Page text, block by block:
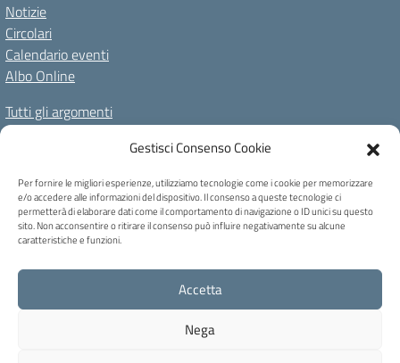
Gestisci Consenso Cookie
Per fornire le migliori esperienze, utilizziamo tecnologie come i cookie per memorizzare
e/o accedere alle informazioni del dispositivo. Il consenso a queste tecnologie ci
permetterà di elaborare dati come il comportamento di navigazione o ID unici su questo
sito. Non acconsentire o ritirare il consenso può influire negativamente su alcune
caratteristiche e funzioni.
Accetta
Nega
Notizie
Circolari
Calendario eventi
Albo Online
Tutti gli argomenti
Il nostro territorio
Amministrazione TrasparenteAlbo OnlinePrivacy Policy
Dichiarazione di accessibilitàNote legaliCookie Policy
C.F. 80004740256 - Codice univoco ufficio: UFB6QF - Via Carducci, 6 -
Caprile di Alleghe (BL) - Tel 0437 721159 - blic82700b@pec.istruzione.it -
blic82700b@istruzione.it